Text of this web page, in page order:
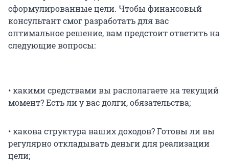
сформулированные цели. Чтобы финансовый
консультант смог разработать для вас
оптимальное решение, вам предстоит ответить на
следующие вопросы:
• какими средствами вы располагаете на текущий
момент? Есть ли у вас долги, обязательства;
• какова структура ваших доходов? Готовы ли вы
регулярно откладывать деньги для реализации
цели;